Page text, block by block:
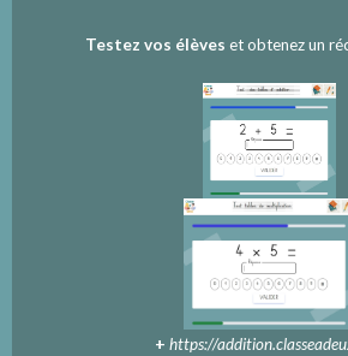
Testez vos élèves et obtenez un
+ https://